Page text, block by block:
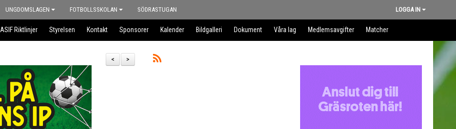
UNGDOMSLAGEN FOTBOLLSSKOLAN SÖDRASTUGAN LOGGA IN
ASIF Riktlinjer Styrelsen Kontakt Sponsorer Kalender Bildgalleri Dokument Våra lag Medlemsavgifter Matcher
>
<